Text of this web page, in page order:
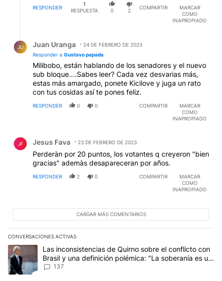
RESPONDER
1
RESPUESTA
0 2
COMPARTIR
MARCAR
COMO
INAPROPIADO
JU Juan Uranga
24 DE FEBRERO DE 2023
Responder a Gustavo papada
Milibobo, están hablando de los senadores y el nuevo
sub bloque....Sabes leer? Cada vez desvarias más,
estas más amargado, ponete Kicilove y juga un rato
con tus cosidas así te pones feliz.
RESPONDER 0 0 COMPARTIR
MARCAR
COMO
INAPROPIADO
JF Jesus Fava 23 DE FEBRERO DE 2023
Perderàn por 20 puntos, los votantes q creyeron "bien
gracias" ademàs desapareceran por años.
RESPONDER 2 0 COMPARTIR
MARCAR
COMO
INAPROPIADO
CARGAR MÁS COMENTARIOS
CONVERSACIONES ACTIVAS
Este listado muestra los artículos con más comentarios en los
Un artículo de tendencia con el título "Las inconsistencias de
Las inconsistencias de Quirno sobre el conflicto con
Brasil y una definición polémica: "La soberanía es un
concepto antiguo"
137